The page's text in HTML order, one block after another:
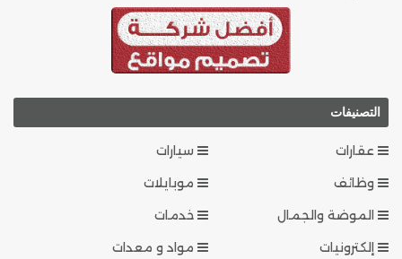
التصنيفات
عقارات
سيارات
وظائف
موبايلات
الموضة والجمال
خدمات
إلكترونيات
مواد و معدات